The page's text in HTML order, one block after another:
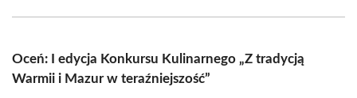
Oceń: I edycja Konkursu Kulinarnego „Z tradycją
Warmii i Mazur w teraźniejszość”